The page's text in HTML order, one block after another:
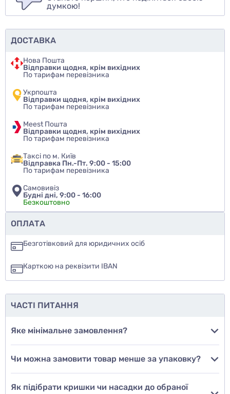
Чи рекомендуєте ви цей товар
так
ще не знаю
Додати відгук
думкою!
ДОСТАВКА
Нова Пошта
Відправки щодня, крім вихідних
По тарифам перевізника
Укрпошта
Відправки щодня, крім вихідних
По тарифам перевізника
Meest Пошта
Відправки щодня, крім вихідних
По тарифам перевізника
Таксі по м. Київ
Відправка Пн.-Пт. 9:00 - 15:00
По тарифам перевізника
Самовивіз
Будні дні, 9:00 - 16:00
Безкоштовно
ОПЛАТА
Безготівковий для юридичних осіб
Карткою на реквізити IBAN
ЧАСТІ ПИТАННЯ
Яке мінімальне замовлення?
Чи можна замовити товар менше за упаковку?
Як підібрати кришки чи насадки до обраної